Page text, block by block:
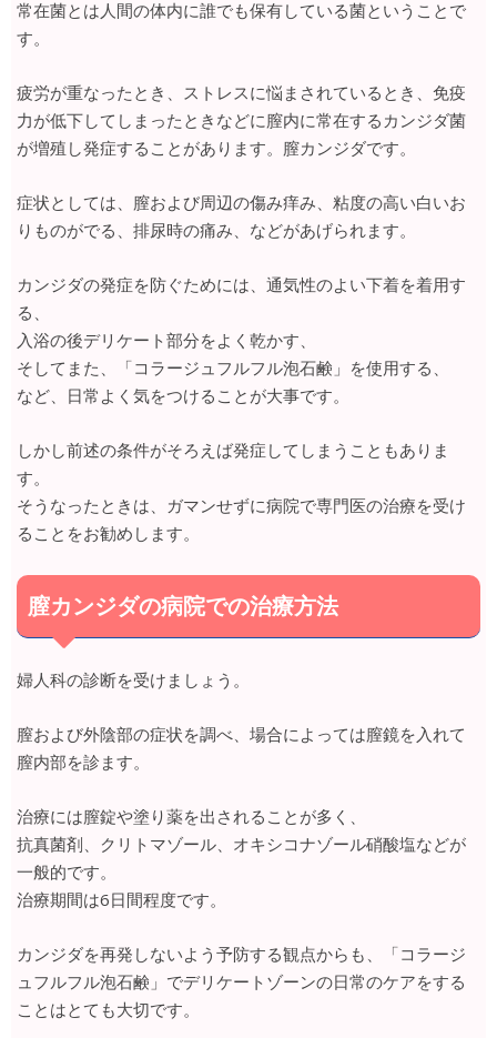
常在菌とは人間の体内に誰でも保有している菌ということで
す。
疲労が重なったとき、ストレスに悩まされているとき、免疫
力が低下してしまったときなどに膣内に常在するカンジダ菌
が増殖し発症することがあります。膣カンジダです。
症状としては、膣および周辺の傷み痒み、粘度の高い白いお
りものがでる、排尿時の痛み、などがあげられます。
カンジダの発症を防ぐためには、通気性のよい下着を着用す
る、
入浴の後デリケート部分をよく乾かす、
そしてまた、「コラージュフルフル泡石鹸」を使用する、
など、日常よく気をつけることが大事です。
しかし前述の条件がそろえば発症してしまうこともありま
す。
そうなったときは、ガマンせずに病院で専門医の治療を受け
ることをお勧めします。
膣カンジダの病院での治療方法
婦人科の診断を受けましょう。
膣および外陰部の症状を調べ、場合によっては膣鏡を入れて
膣内部を診ます。
治療には膣錠や塗り薬を出されることが多く、
抗真菌剤、クリトマゾール、オキシコナゾール硝酸塩などが
一般的です。
治療期間は6日間程度です。
カンジダを再発しないよう予防する観点からも、「コラージ
ュフルフル泡石鹸」でデリケートゾーンの日常のケアをする
ことはとても大切です。